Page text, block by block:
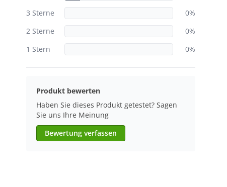
3 Sterne
0%
2 Sterne
0%
1 Stern
0%
Produkt bewerten
Haben Sie dieses Produkt getestet? Sagen
Sie uns Ihre Meinung
Bewertung verfassen